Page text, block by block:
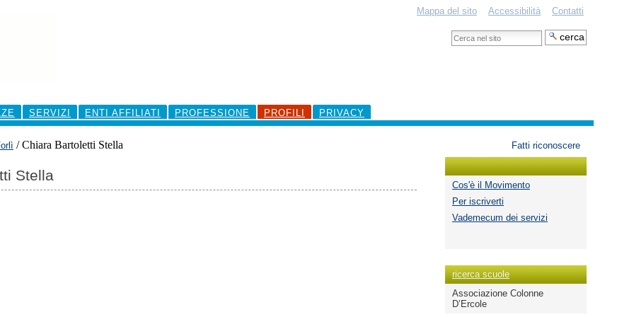
Mappa del sito Accessibilità Contatti
Cerca
nel
SERVIZI ENTI AFFILIATI PROFESSIONE PROFILI PRIVACY
Fatti riconoscere
/Chiara Bartoletti Stella
Stella
Cos'è il Movimento
Per iscriverti
Vademecum dei servizi
ricerca scuole
Associazione Colonne
D’Ercole